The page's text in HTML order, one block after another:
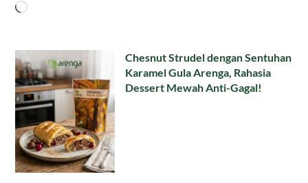
Memuat...
Chesnut Strudel dengan Sentuhan
Karamel Gula Arenga, Rahasia
Dessert Mewah Anti-Gagal!